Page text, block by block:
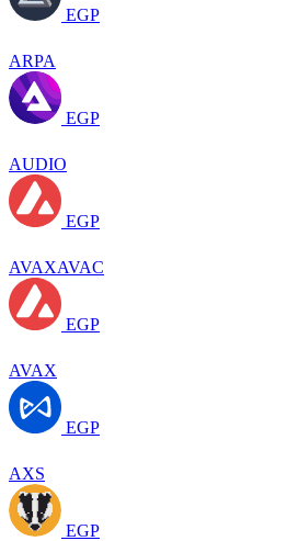
EGP
ARPA
EGP
AUDIO
EGP
AVAXAVAC
EGP
AVAX
EGP
AXS
EGP